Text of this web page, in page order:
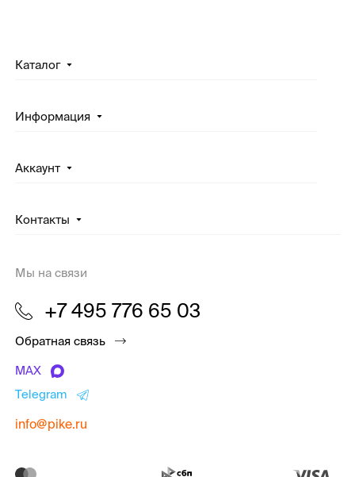
Каталог
Информация
Аккаунт
Контакты
Мы на связи
+7 495 776 65 03
Обратная связь
MAX
Telegram
info@pike.ru